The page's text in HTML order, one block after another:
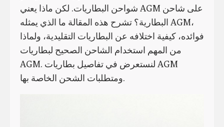
شواحن البطاريات. لكن ماذا يعني AGM على شاحن
البطارية؟ تشرح هذه المقالة ما الذي يمثله AGM،
فوائده، كيفية اختلافه عن البطاريات التقليدية، ولماذا
من المهم استخدام الشاحن الصحيح لبطاريات
AGM. لنستعرض في تفاصيل بطاريات AGM
ومتطلبات الشحن الخاصة بها.